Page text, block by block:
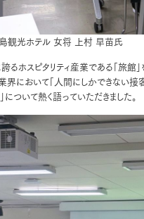
観光ホテル 女将 上村 早苗氏
るホスピタリティ産業である「旅館」
において「人間にしかできない接
について熱く語っていただきました。